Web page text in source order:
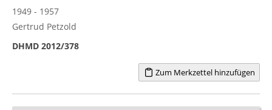
1949 - 1957
Gertrud Petzold
DHMD 2012/378
Zum Merkzettel hinzufügen